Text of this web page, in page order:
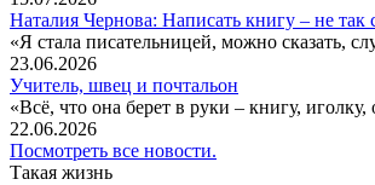
Наталия Чернова: Написать книгу – не так
«Я стала писательницей, можно сказать,
23.06.2026
Учитель, швец и почтальон
«Всё, что она берет в руки – книгу,
22.06.2026
Посмотреть все новости.
Такая жизнь